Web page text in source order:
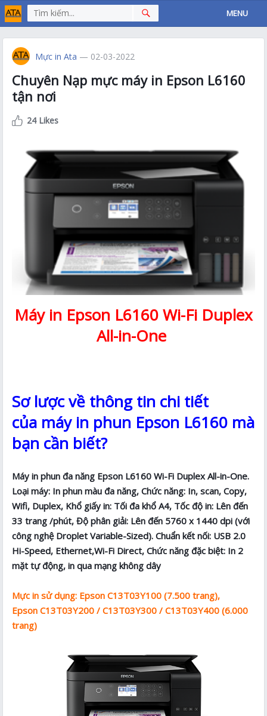
MENU
Mực in Ata — 02-03-2022
Chuyên Nạp mực máy in Epson L6160
tận nơi
24 Likes
Máy in Epson L6160 Wi-Fi Duplex
All-in-One
Sơ lược về thông tin chi tiết
của máy in phun Epson L6160 mà
bạn cần biết?
Máy in phun đa năng Epson L6160 Wi-Fi Duplex All-in-One.
Loại máy: In phun màu đa năng, Chức năng: In, scan, Copy,
Wifi, Duplex, Khổ giấy in: Tối đa khổ A4, Tốc độ in: Lên đến
33 trang /phút, Độ phân giải: Lên đến 5760 x 1440 dpi (với
công nghệ Droplet Variable-Sized). Chuẩn kết nối: USB 2.0
Hi-Speed, Ethernet,Wi-Fi Direct, Chức năng đặc biệt: In 2
mặt tự động, in qua mạng không dây
Mực in sử dụng: Epson C13T03Y100 (7.500 trang),
Epson C13T03Y200 / C13T03Y300 / C13T03Y400 (6.000
trang)